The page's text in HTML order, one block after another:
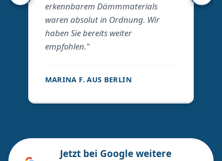
erkennbarem Dämmmaterials
waren absolut in Ordnung. Wir
haben Sie bereits weiter
empfohlen."
MARINA F. AUS BERLIN
Jetzt bei Google weitere